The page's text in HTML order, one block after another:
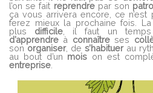
l’on se fait reprendrepar son
ça vous arrivera encore, ce
ferez mieux la prochaine fois. La
plus difficile, il faut un
d’apprendre à connaîtreses
sonorganiser, de s’habituerau
au bout d’un mois on est
entreprise.